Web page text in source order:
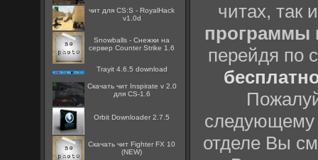
чит для CS:S - RoyalHack
v1.0d
Snowballs - Снежки на
сервер Counter Strike 1.6
Trayit 4.6.5 download
Скачать чит Inspirate v 2.0
для CS-1.6
Orbit Downloader 2.7.5
Скачать чит Fighter FX 10
(NEW)
читах, так
программы
перейдя по
отделе Вы